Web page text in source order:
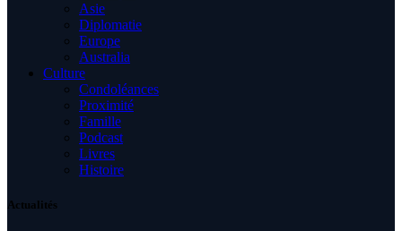
Asie
Diplomatie
Europe
Australia
Culture
Condoléances
Proximité
Famille
Podcast
Livres
Histoire
Actualités